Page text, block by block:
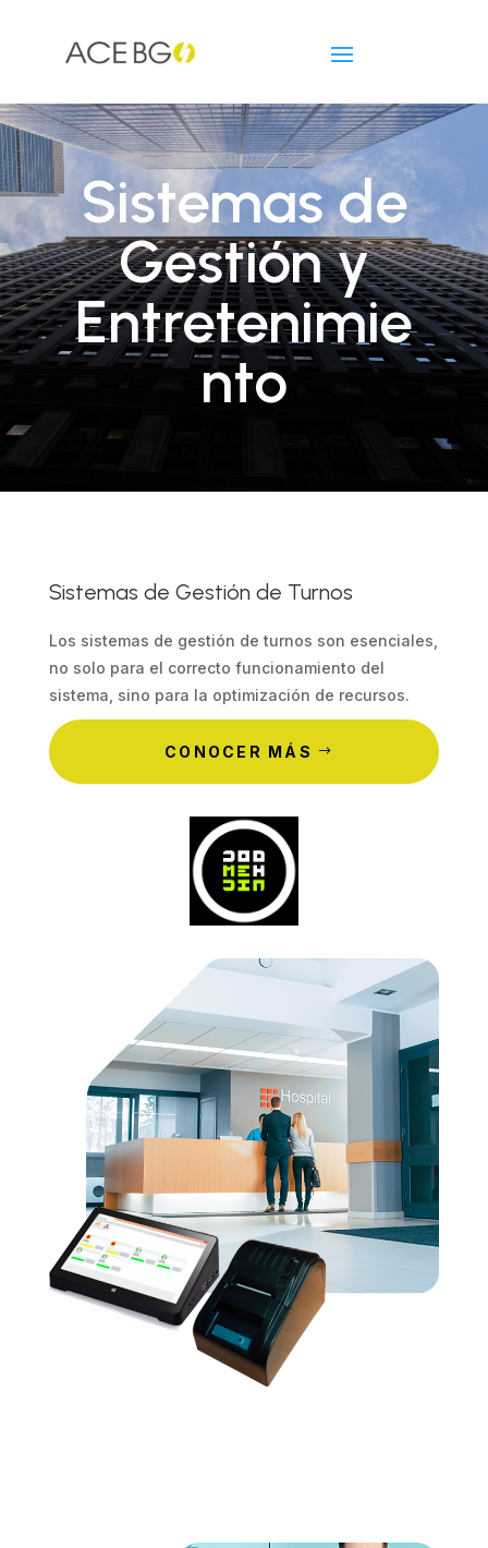
Sistemas de
Gestión y
Entretenimie
nto
Sistemas de Gestión de Turnos
Los sistemas de gestión de turnos son esenciales,
no solo para el correcto funcionamiento del
sistema, sino para la optimización de recursos.
CONOCER MÁS